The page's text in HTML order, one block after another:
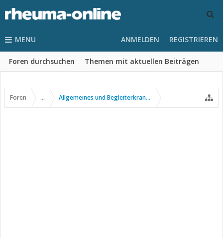
MENU
Foren durchsuchen Themen mit aktuellen Beiträgen
ANMELDEN REGISTRIEREN
Foren ... Allgemeines und Begleiterkrankungen